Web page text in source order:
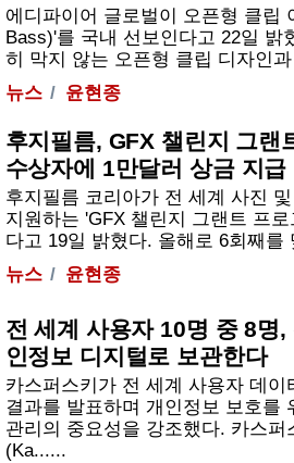
에디파이어 글로벌이 오픈형 클립
Bass)'를 국내 선보인다고 22일 밝
히 막지 않는 오픈형 클립 디자인
뉴스
윤현종
후지필름, GFX 챌린지 그
수상자에 1만달러 상금 지급
후지필름 코리아가 전 세계 사진
지원하는 'GFX 챌린지 그랜트 프
다고 19일 밝혔다. 올해로 6회째를
뉴스
윤현종
전 세계 사용자 10명 중 8명,
인정보 디지털로 보관한다
카스퍼스키가 전 세계 사용자 데
결과를 발표하며 개인정보 보호를
관리의 중요성을 강조했다. 카스
(Ka......